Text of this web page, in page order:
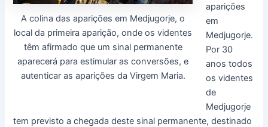
A colina das aparições em Medjugorje, o
local da primeira aparição, onde os videntes
têm afirmado que um sinal permanente
aparecerá para estimular as conversões, e
autenticar as aparições da Virgem Maria.
aparições
em
Medjugorje.
Por 30
anos todos
os videntes
de
Medjugorje
tem previsto a chegada deste sinal permanente, destinado